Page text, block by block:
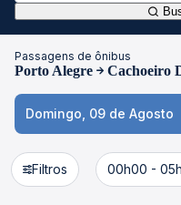
Passagens de ônibus
Porto Alegre Cachoeiro
Domingo, 09 de Agosto
Filtros 00h00 -